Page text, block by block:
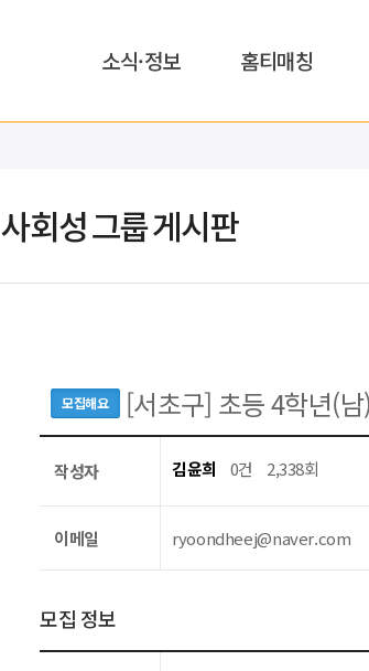
소식·정보 홈티매칭
사회성 그룹 게시판
모집해요 [서초구] 초등 4학년(
작성자 김윤희 0건 2,338회
이메일 ryoondheej@naver.com
모집 정보